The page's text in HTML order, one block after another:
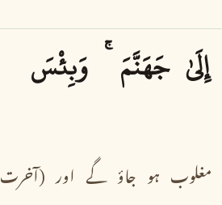
إِلَىٰ جَهَنَّمَ
وَبِئْسَ
مغلوب ہو جاؤ گے اور (آخرت